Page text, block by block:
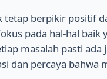
tetap berpikir positif
pada hal-hal
masalah pasti
dan percaya bahwa